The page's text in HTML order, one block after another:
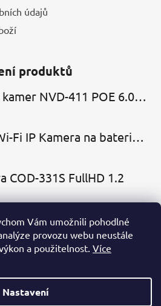
Vám umožnili pohodlné
provozu webu neustále
a použitelnost. Více
Nastavení
údajů
produktů
8.0MP (4K) pro 10 kamer NVD-411 POE 6.0 Cloud
z 5 hvězdiček.
2MP Bezdrátová Wi-Fi IP Kamera na baterie MBC-Cubic s mikrofonem, reproduktorem a slotem microSD
z 5 hvězdiček.
COD-331S FullHD 1.2
z 5 hvězdiček.
platby